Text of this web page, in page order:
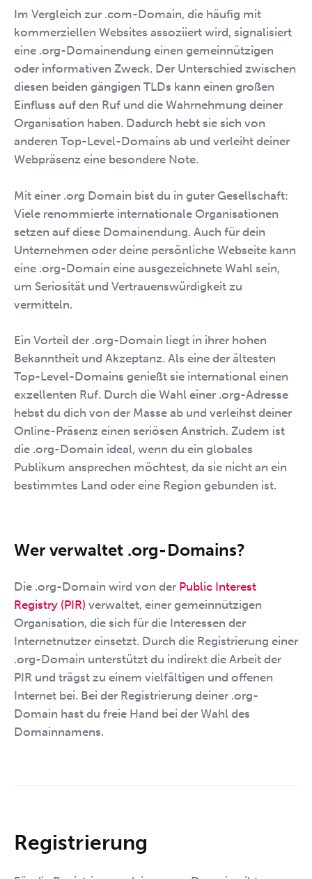
Im Vergleich zur .com-Domain, die häufig mit
kommerziellen Websites assoziiert wird, signalisiert
eine .org-Domainendung einen gemeinnützigen
oder informativen Zweck. Der Unterschied zwischen
diesen beiden gängigen TLDs kann einen großen
Einfluss auf den Ruf und die Wahrnehmung deiner
Organisation haben. Dadurch hebt sie sich von
anderen Top-Level-Domains ab und verleiht deiner
Webpräsenz eine besondere Note.
Mit einer .org Domain bist du in guter Gesellschaft:
Viele renommierte internationale Organisationen
setzen auf diese Domainendung. Auch für dein
Unternehmen oder deine persönliche Webseite kann
eine .org-Domain eine ausgezeichnete Wahl sein,
um Seriosität und Vertrauenswürdigkeit zu
vermitteln.
Ein Vorteil der .org-Domain liegt in ihrer hohen
Bekanntheit und Akzeptanz. Als eine der ältesten
Top-Level-Domains genießt sie international einen
exzellenten Ruf. Durch die Wahl einer .org-Adresse
hebst du dich von der Masse ab und verleihst deiner
Online-Präsenz einen seriösen Anstrich. Zudem ist
die .org-Domain ideal, wenn du ein globales
Publikum ansprechen möchtest, da sie nicht an ein
bestimmtes Land oder eine Region gebunden ist.
Wer verwaltet .org-Domains?
Die .org-Domain wird von der Public Interest
Registry (PIR) verwaltet, einer gemeinnützigen
Organisation, die sich für die Interessen der
Internetnutzer einsetzt. Durch die Registrierung einer
.org-Domain unterstützt du indirekt die Arbeit der
PIR und trägst zu einem vielfältigen und offenen
Internet bei. Bei der Registrierung deiner .org-
Domain hast du freie Hand bei der Wahl des
Domainnamens.
Registrierung